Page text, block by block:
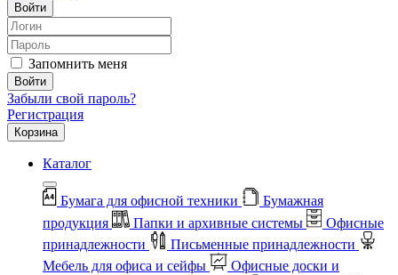
Войти
Запомнить меня
Войти
Забыли свой пароль?
Регистрация
Корзина
Каталог
Бумага для офисной техники
Бумажная
продукция
Папки и архивные системы
Офисные
принадлежности
Письменные принадлежности
Мебель для офиса и сейфы
Офисные доски и